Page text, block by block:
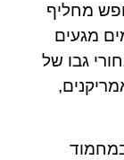
מחליף
מגעים
גבו של